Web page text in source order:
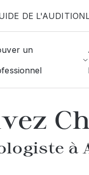
DE L'AUDITION
un
ophtalmologistes
à